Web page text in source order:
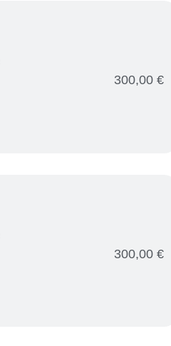
300,00 €
300,00 €